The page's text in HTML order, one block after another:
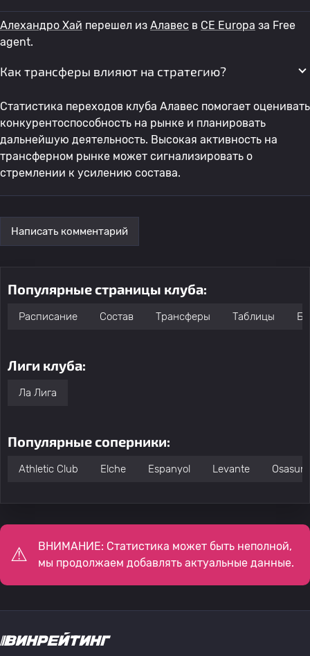
Алехандро Хай перешел из Алавес в CE Europa за Free
agent.
Как трансферы влияют на стратегию?
Статистика переходов клуба Алавес помогает оценивать
конкурентоспособность на рынке и планировать
дальнейшую деятельность. Высокая активность на
трансферном рынке может сигнализировать о
стремлении к усилению состава.
Написать комментарий
Популярные страницы клуба:
Расписание Состав Трансферы Таблицы
Лиги клуба:
Ла Лига
Популярные соперники:
Athletic Club Elche Espanyol Levante
ВНИМАНИЕ: Статистика может быть неполной,
мы продолжаем добавлять актуальные данные.